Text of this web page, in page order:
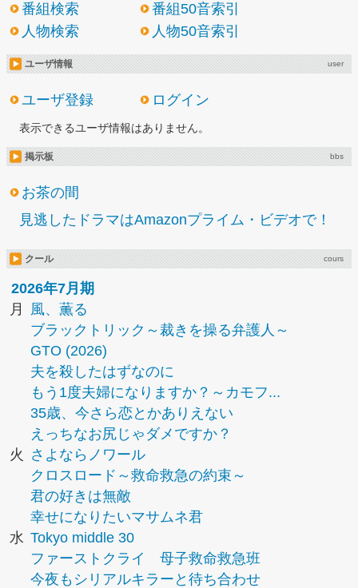
番組検索
番組50音索引
人物検索
人物50音索引
ユーザ情報 user
ユーザ登録 ログイン
表示できるユーザ情報はありません。
掲示板 bbs
お茶の間
見逃したドラマはAmazonプライム・ビデオで！
クール cours
2026年7月期
月
風、薫る
ブラックトリック～裁きを操る弁護人～
GTO (2026)
夫を殺したはずなのに
もう1度夫婦になりますか？～カモフ...
35歳、今さら恋とかありえない
えっちなお尻じゃダメですか？
火
さよならノワール
クロスロード～救命救急の約束～
君の好きは無敵
幸せになりたいマサムネ君
水 Tokyo middle 30
ファーストクライ 母子救命救急班
今夜もシリアルキラーと待ち合わせ